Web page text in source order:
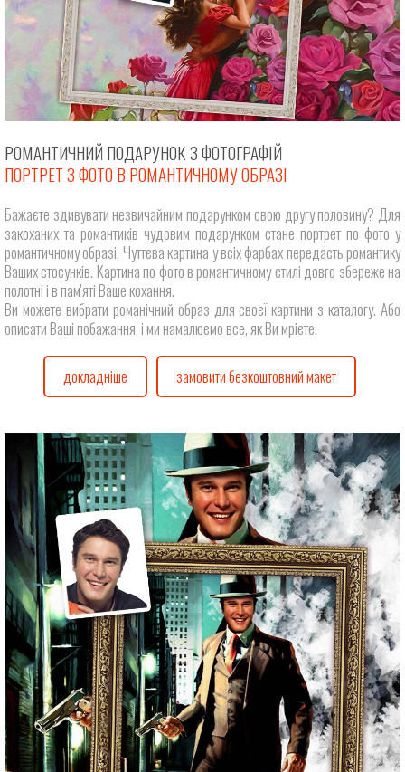
РОМАНТИЧНИЙ ПОДАРУНОК З ФОТОГРАФІЙ
ПОРТРЕТ З ФОТО В РОМАНТИЧНОМУ ОБРАЗІ
Бажаєте здивувати незвичайним подарунком свою другу половину? Для
закоханих та романтиків чудовим подарунком стане портрет по фото у
романтичному образі. Чуттєва картина у всіх фарбах передасть романтику
Ваших стосунків. Картина по фото в романтичному стилі довго збереже на
полотні і в пам'яті Ваше кохання.
Ви можете вибрати романічний образ для своєї картини з каталогу. Або
описати Ваші побажання, і ми намалюємо все, як Ви мрієте.
докладніше замовити безкоштовний макет